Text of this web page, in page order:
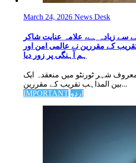
March 24, 2026 News Desk
سے زیادہ ہے، علامہ عنایت شاکر
کے مقررین نے عالمی امن اور
ہم آہنگی پر زور دیا
معروف شہر ٹورنٹو میں منعقدہ ایک
بین المذاہب تقریب کے مقررین...
IMPORTANT اردو